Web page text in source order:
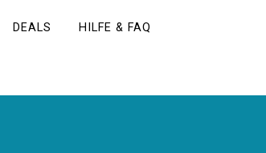
DEALS HILFE & FAQ